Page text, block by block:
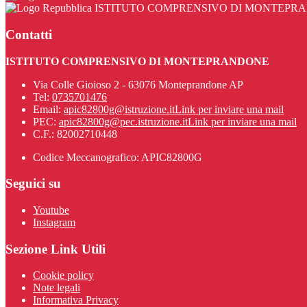
ISTITUTO COMPRENSIVO DI
Contatti
ISTITUTO COMPRENSIVO DI MONTEPRANDONE
Via Colle Gioioso 2 - 63076 Monteprandone AP
Tel: 0735701476
Email: apic82800g@istruzione.itLink per inviare una mail
PEC: apic82800g@pec.istruzione.itLink per inviare una mail
C.F.: 82002710448
Codice Meccanografico: APIC82800G
Seguici su
Youtube
Instagram
Sezione Link Utili
Cookie policy
Note legali
Informativa Privacy